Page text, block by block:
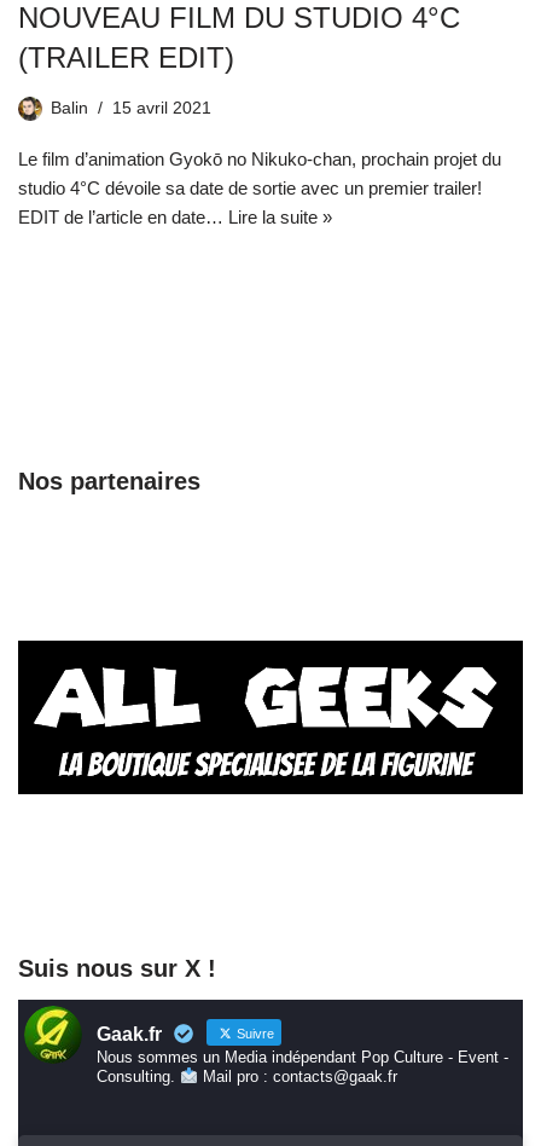
NOUVEAU FILM DU STUDIO 4°C
(TRAILER EDIT)
Balin 15 avril 2021
Le film d’animation Gyokō no Nikuko-chan, prochain projet du
studio 4°C dévoile sa date de sortie avec un premier trailer!
EDIT de l’article en date… Lire la suite »
Nos partenaires
Suis nous sur X !
Gaak.fr Suivre
Nous sommes un Media indépendant Pop Culture - Event -
Consulting.
Mail pro : contacts@gaak.fr